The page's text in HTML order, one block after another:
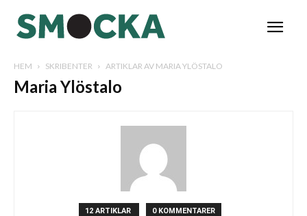
HEM SKRIBENTER ARTIKLAR AV MARIA YLÖSTALO
Maria Ylöstalo
12 ARTIKLAR 0 KOMMENTARER